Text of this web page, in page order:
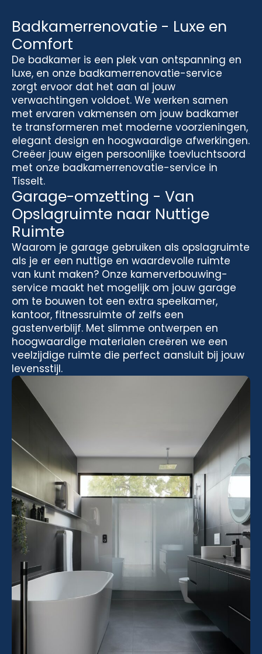
Badkamerrenovatie - Luxe en
Comfort
De badkamer is een plek van ontspanning en
luxe, en onze badkamerrenovatie-service
zorgt ervoor dat het aan al jouw
verwachtingen voldoet. We werken samen
met ervaren vakmensen om jouw badkamer
te transformeren met moderne voorzieningen,
elegant design en hoogwaardige afwerkingen.
Creëer jouw eigen persoonlijke toevluchtsoord
met onze badkamerrenovatie-service in
Tisselt.
Garage-omzetting - Van
Opslagruimte naar Nuttige
Ruimte
Waarom je garage gebruiken als opslagruimte
als je er een nuttige en waardevolle ruimte
van kunt maken? Onze kamerverbouwing-
service maakt het mogelijk om jouw garage
om te bouwen tot een extra speelkamer,
kantoor, fitnessruimte of zelfs een
gastenverblijf. Met slimme ontwerpen en
hoogwaardige materialen creëren we een
veelzijdige ruimte die perfect aansluit bij jouw
levensstijl.